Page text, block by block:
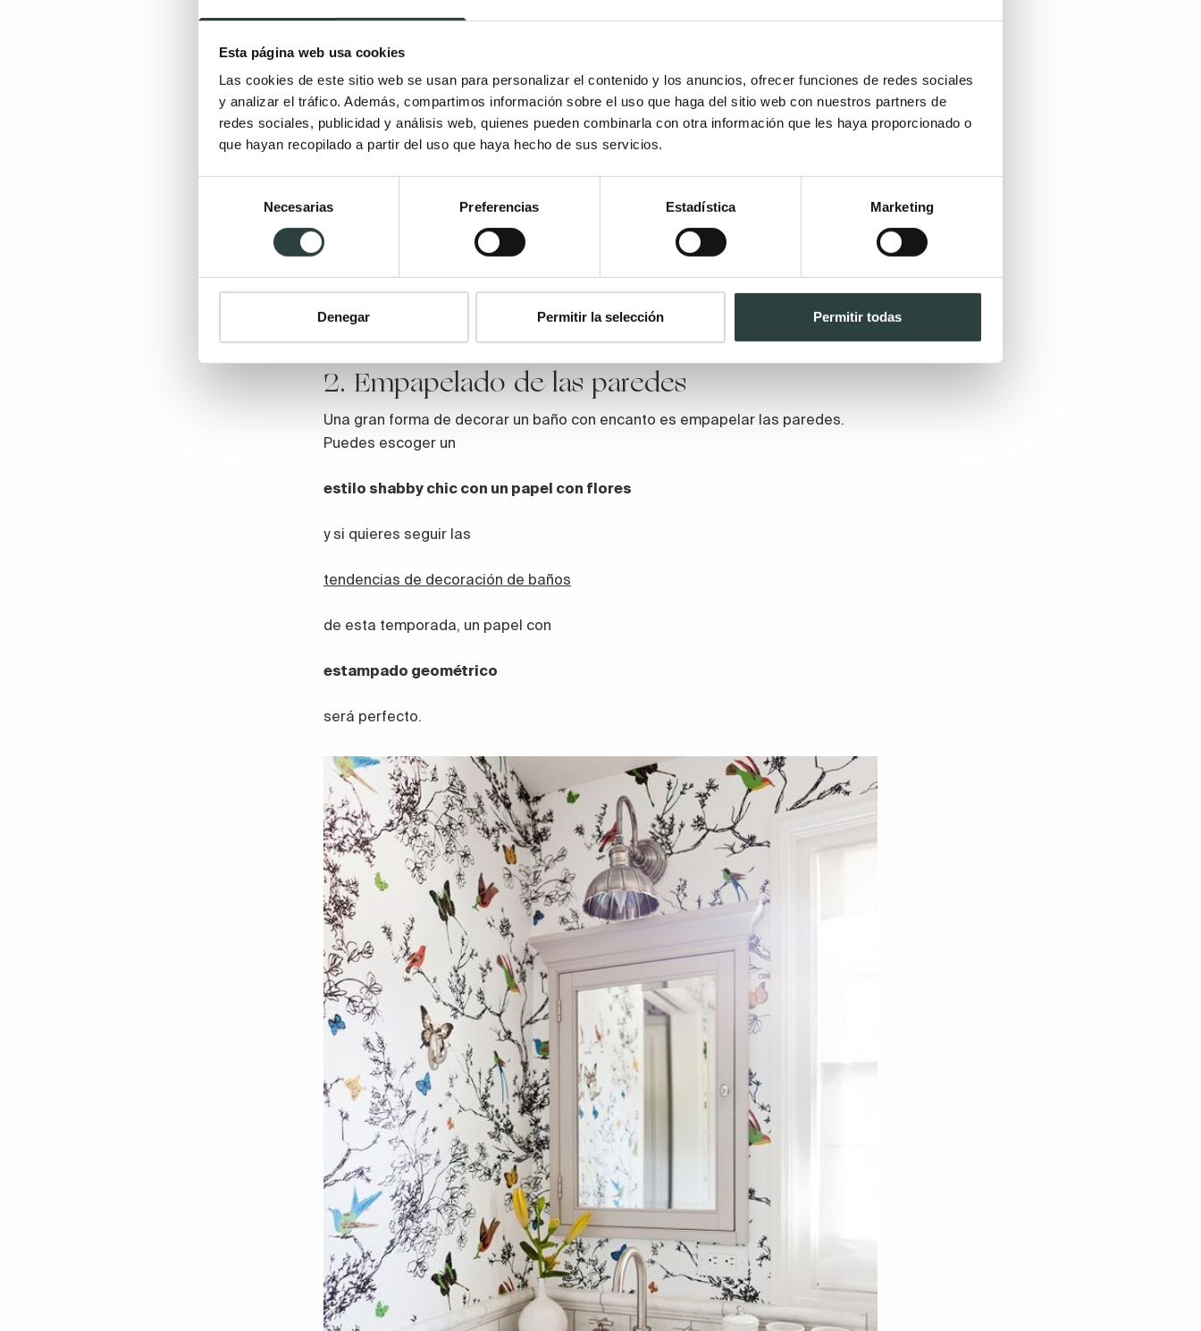
Esta página web usa cookies
Las cookies de este sitio web se usan para personalizar el contenido y los anuncios, ofrecer funciones de redes sociales
y analizar el tráfico. Además, compartimos información sobre el uso que haga del sitio web con nuestros partners de
redes sociales, publicidad y análisis web, quienes pueden combinarla con otra información que les haya proporcionado o
que hayan recopilado a partir del uso que haya hecho de sus servicios.
consentimiento
Necesarias Preferencias Estadística Marketing
Denegar Permitir la selección Permitir todas
2. Empapelado de las paredes
Una gran forma de decorar un baño con encanto es empapelar las paredes.
Puedes escoger un
estilo shabby chic con un papel con flores
y si quieres seguir las
tendencias de decoración de baños
de esta temporada, un papel con
estampado geométrico
será perfecto.